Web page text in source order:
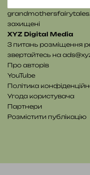
захищені
XYZ Digital Media
З питань розміщення
звертайтесь на
Про авторів
YouTube
Політика
Угода користувача
Партнери
Розмістити публікацію